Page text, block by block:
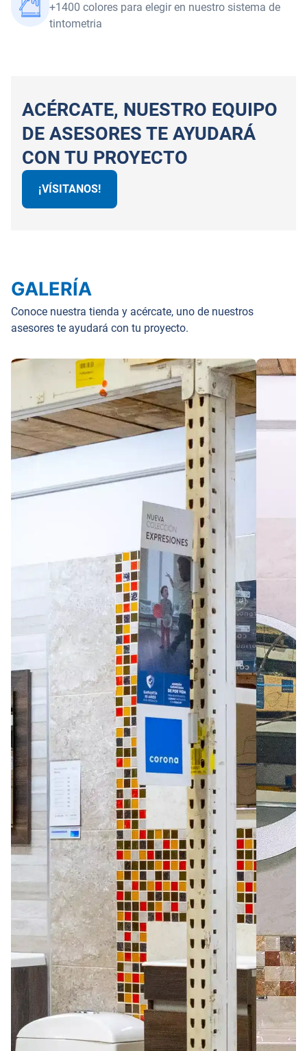
+1400 colores para elegir en nuestro sistema de
tintometria
ACÉRCATE, NUESTRO EQUIPO
DE ASESORES TE AYUDARÁ
CON TU PROYECTO
¡VÍSITANOS!
GALERÍA
Conoce nuestra tienda y acércate, uno de nuestros
asesores te ayudará con tu proyecto.